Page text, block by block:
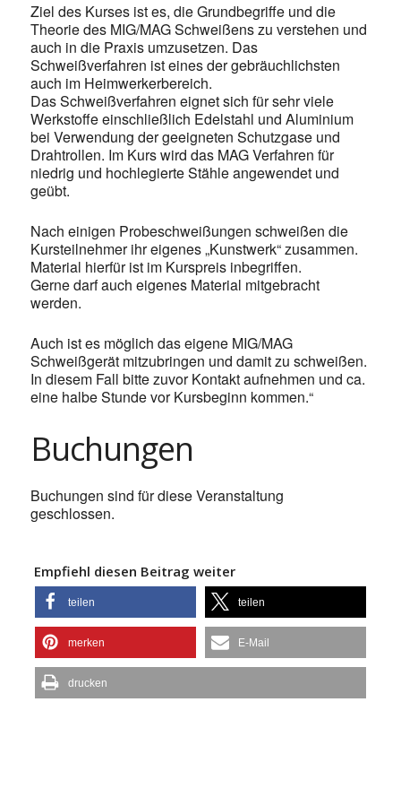
Ziel des Kurses ist es, die Grundbegriffe und die
Theorie des MIG/MAG Schweißens zu verstehen und
auch in die Praxis umzusetzen. Das
Schweißverfahren ist eines der gebräuchlichsten
auch im Heimwerkerbereich.
Das Schweißverfahren eignet sich für sehr viele
Werkstoffe einschließlich Edelstahl und Aluminium
bei Verwendung der geeigneten Schutzgase und
Drahtrollen. Im Kurs wird das MAG Verfahren für
niedrig und hochlegierte Stähle angewendet und
geübt.
Nach einigen Probeschweißungen schweißen die
Kursteilnehmer ihr eigenes „Kunstwerk“ zusammen.
Material hierfür ist im Kurspreis inbegriffen.
Gerne darf auch eigenes Material mitgebracht
werden.
Auch ist es möglich das eigene MIG/MAG
Schweißgerät mitzubringen und damit zu schweißen.
In diesem Fall bitte zuvor Kontakt aufnehmen und ca.
eine halbe Stunde vor Kursbeginn kommen.“
Buchungen
Buchungen sind für diese Veranstaltung
geschlossen.
Empfiehl diesen Beitrag weiter
teilen teilen
merken E-Mail
drucken